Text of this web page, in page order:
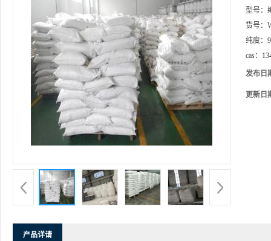
型号：
货号：
纯度：
cas：
发布日
更新日
产品详请